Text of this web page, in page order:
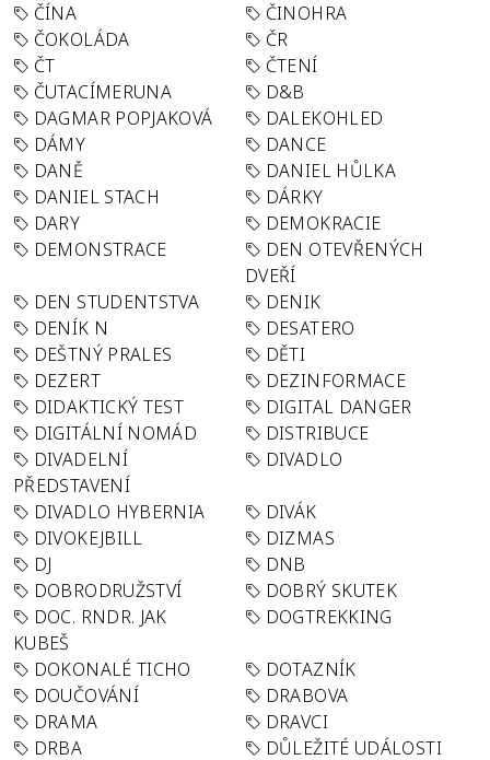
ČÍNA
ČINOHRA
ČOKOLÁDA
ČR
ČT
ČTENÍ
ČUTACÍMERUNA
D&B
DAGMAR POPJAKOVÁ
DALEKOHLED
DÁMY
DANCE
DANĚ
DANIEL HŮLKA
DANIEL STACH
DÁRKY
DARY
DEMOKRACIE
DEMONSTRACE
DEN OTEVŘENÝCH
DVEŘÍ
DEN STUDENTSTVA
DENIK
DENÍK N
DESATERO
DEŠTNÝ PRALES
DĚTI
DEZERT
DEZINFORMACE
DIDAKTICKÝ TEST
DIGITAL DANGER
DIGITÁLNÍ NOMÁD
DISTRIBUCE
DIVADELNÍ
PŘEDSTAVENÍ
DIVADLO
DIVADLO HYBERNIA
DIVÁK
DIVOKEJBILL
DIZMAS
DJ
DNB
DOBRODRUŽSTVÍ
DOBRÝ SKUTEK
DOC. RNDR. JAK
KUBEŠ
DOGTREKKING
DOKONALÉ TICHO
DOTAZNÍK
DOUČOVÁNÍ
DRABOVA
DRAMA
DRAVCI
DRBA
DŮLEŽITÉ UDÁLOSTI